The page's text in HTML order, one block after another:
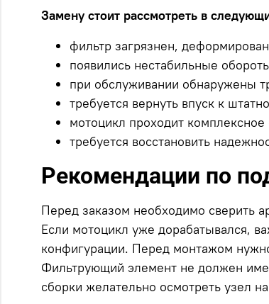
Замену стоит рассмотреть в
фильтр загрязнен,
появились нестабильные
при обслуживании обнаружены
требуется вернуть впуск к
мотоцикл проходит
требуется восстановить
Рекомендации по
Перед заказом необходимо сверить
Если мотоцикл уже дорабатывался,
конфигурации. Перед монтажом
Фильтрующий элемент не должен
сборки желательно осмотреть узел